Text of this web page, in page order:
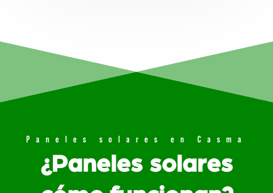
Paneles solares en Casma
¿Paneles solares